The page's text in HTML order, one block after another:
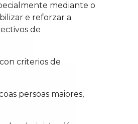
mediante o
e reforzar a
de
criterios de
persoas maiores,